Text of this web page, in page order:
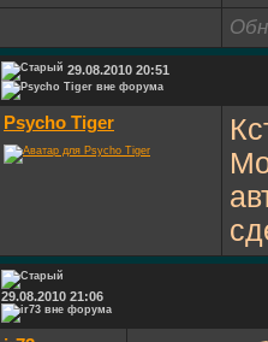
29.08.2010 20:51
Psycho Tiger
29.08.2010 21:06